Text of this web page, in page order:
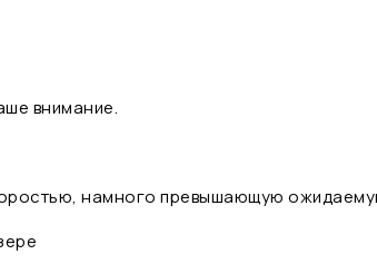
внимание.
намного превышающую